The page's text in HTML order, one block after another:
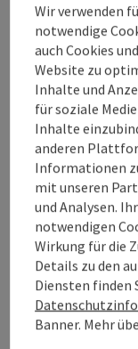
Rundtour von
Mitten durch
Tier- und
moorgefilterten
zum
einem
Stieglgut
offen.
Tour und
Anreise/
Wir verwenden
notwendige
auch Cookies
Website zu
Inhalte und
für soziale
Inhalte
anderen
Informationen
mit unseren
und Analysen.
notwendigen
Wirkung für die
Details zu den
Diensten finden
Banner. Mehr